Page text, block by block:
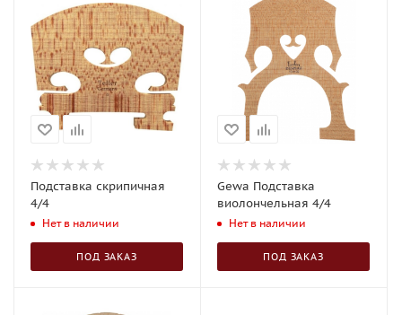
Подставка скрипичная
4/4
Нет в наличии
ПОД ЗАКАЗ
Gewa Подставка
виолончельная 4/4
Нет в наличии
ПОД ЗАКАЗ